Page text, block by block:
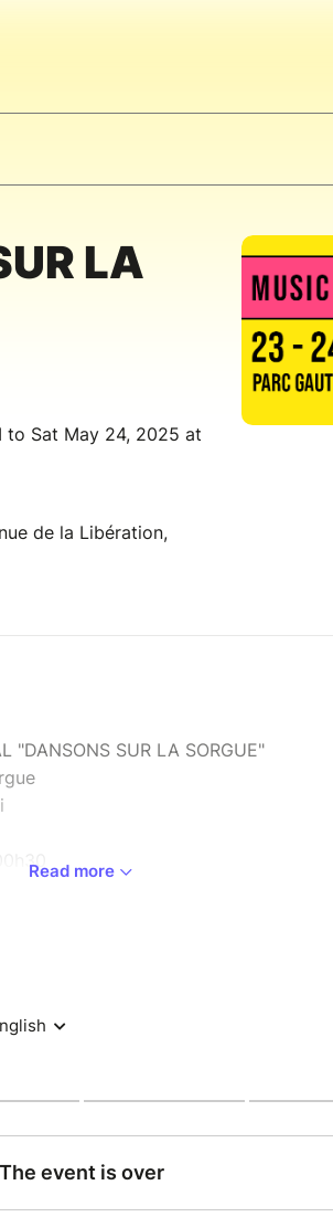
LA
to Sat May 24, 2025 at
de la Libération,
"DANSONS SUR LA SORGUE"
– BENEDETTO & FARINA – GOOD
de moins de 12 ans.
Ateliers créatifs Initiation à la
Barbe à papa Et dès la tombée
Read more